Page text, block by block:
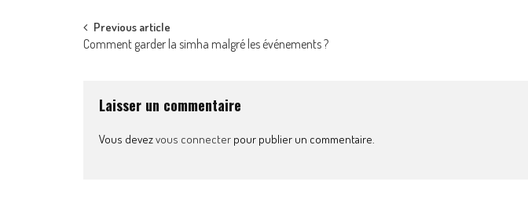
Post
navigation
Previous article
Comment garder la simha malgré les événements ?
Laisser un commentaire
Vous devezvous connecter pour publier un commentaire.